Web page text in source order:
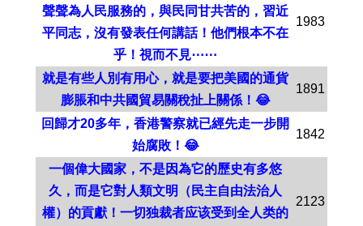
聲聲為人民服務的，與民同甘共苦的，習近
平同志，沒有發表任何講話！他們根本不在
乎！視而不見⋯⋯
1983
就是有些人別有用心，就是要把美國的通貨
膨脹和中共國貿易關稅扯上關係！😂
1891
回歸才20多年，香港警察就已經先走一步開
始腐敗！😂
1842
一個偉大國家，不是因為它的歷史有多悠
久，而是它對人類文明（民主自由法治人
權）的貢獻！一切独裁者应该受到全人类的
2123